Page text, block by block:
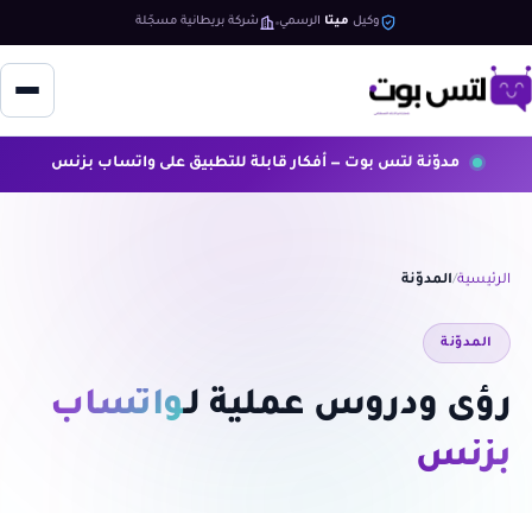
وكيل ميتا الرسمي شركة بريطانية مسجّلة
مدوّنة لتس بوت — أفكار قابلة للتطبيق على واتساب بزنس
الرئيسية المدوّنة
المدوّنة
رؤى ودروس عملية لـواتساب
بزنس